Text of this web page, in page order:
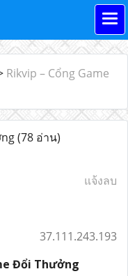
Rikvip – Cổng Game
(78 อ่าน)
แจ้งลบ
37.111.243.193
Đổi Thưởng